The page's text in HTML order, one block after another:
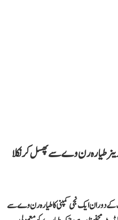
طیارہ رن وے سے پھسل کر نکلا
کے دوران ایک نجی کمپنی کا طیارہ رن وے سے